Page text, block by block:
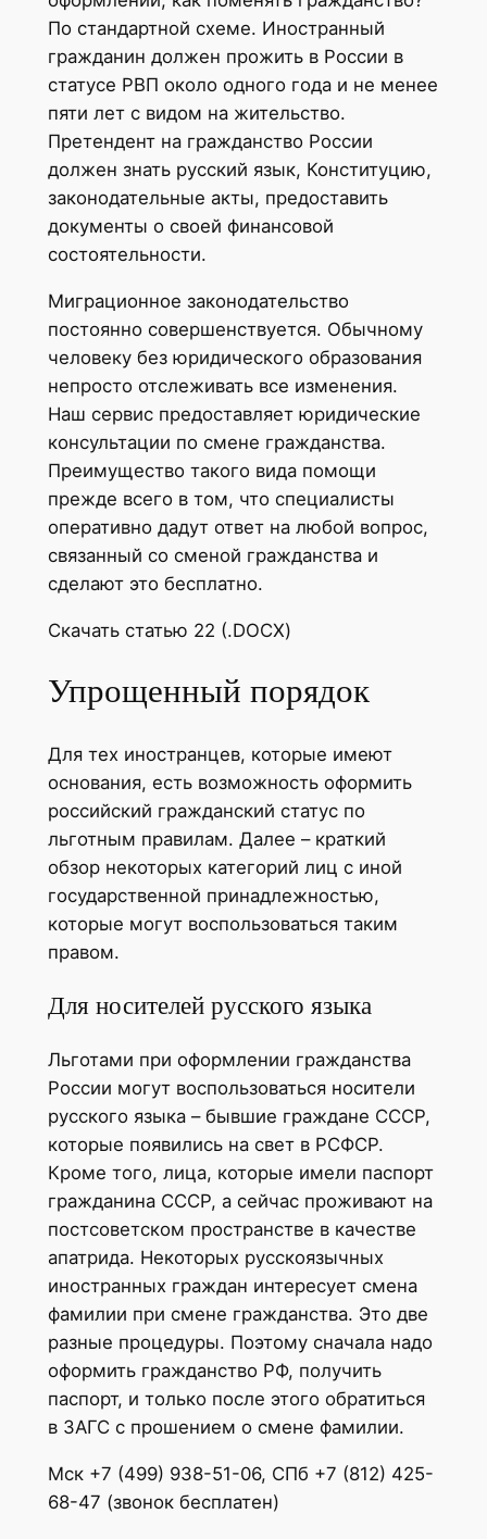
По стандартной схеме. Иностранный
гражданин должен прожить в России в
статусе РВП около одного года и не менее
пяти лет с видом на жительство.
Претендент на гражданство России
должен знать русский язык, Конституцию,
законодательные акты, предоставить
документы о своей финансовой
состоятельности.
Миграционное законодательство
постоянно совершенствуется. Обычному
человеку без юридического образования
непросто отслеживать все изменения.
Наш сервис предоставляет юридические
консультации по смене гражданства.
Преимущество такого вида помощи
прежде всего в том, что специалисты
оперативно дадут ответ на любой вопрос,
связанный со сменой гражданства и
сделают это бесплатно.
Скачать статью 22 (.DOCX)
Упрощенный порядок
Для тех иностранцев, которые имеют
основания, есть возможность оформить
российский гражданский статус по
льготным правилам. Далее – краткий
обзор некоторых категорий лиц с иной
государственной принадлежностью,
которые могут воспользоваться таким
правом.
Для носителей русского языка
Льготами при оформлении гражданства
России могут воспользоваться носители
русского языка – бывшие граждане СССР,
которые появились на свет в РСФСР.
Кроме того, лица, которые имели паспорт
гражданина СССР, а сейчас проживают на
постсоветском пространстве в качестве
апатрида. Некоторых русскоязычных
иностранных граждан интересует смена
фамилии при смене гражданства. Это две
разные процедуры. Поэтому сначала надо
оформить гражданство РФ, получить
паспорт, и только после этого обратиться
в ЗАГС с прошением о смене фамилии.
Мск +7 (499) 938-51-06, СПб +7 (812) 425-
68-47 (звонок бесплатен)